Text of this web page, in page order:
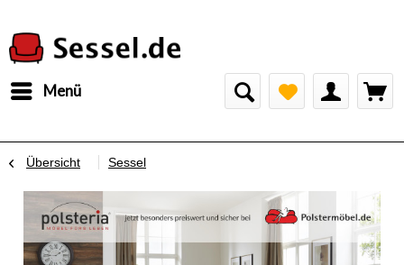
Menü
Übersicht Sessel